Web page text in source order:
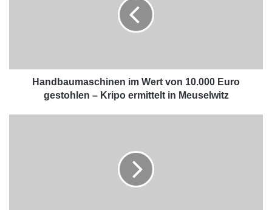
Handbaumaschinen im Wert von 10.000 Euro
gestohlen – Kripo ermittelt in Meuselwitz